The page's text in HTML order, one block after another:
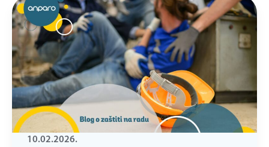
10.02.2026.